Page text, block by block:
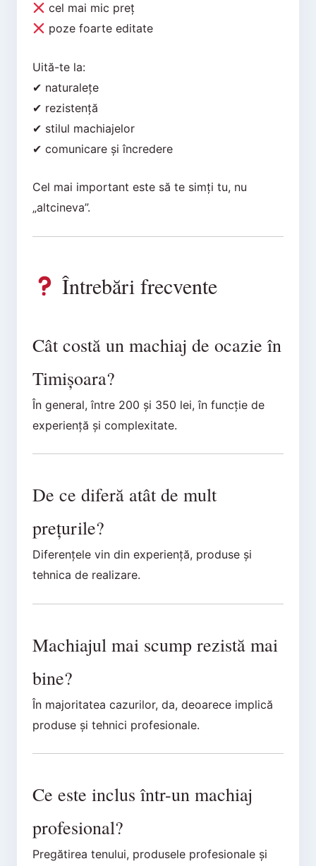
cel mai mic preț
poze foarte editate
Uită-te la:
✔ naturalețe
✔ rezistență
✔ stilul machiajelor
✔ comunicare și încredere
Cel mai important este să te simți tu, nu
„altcineva”.
Întrebări frecvente
Cât costă un machiaj de ocazie în
Timișoara?
În general, între 200 și 350 lei, în funcție de
experiență și complexitate.
De ce diferă atât de mult
prețurile?
Diferențele vin din experiență, produse și
tehnica de realizare.
Machiajul mai scump rezistă mai
bine?
În majoritatea cazurilor, da, deoarece implică
produse și tehnici profesionale.
Ce este inclus într-un machiaj
profesional?
Pregătirea tenului, produsele profesionale și